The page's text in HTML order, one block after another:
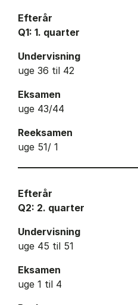
Efterår
Q1: 1. quarter
Undervisning
uge 36 til 42
Eksamen
uge 43/44
Reeksamen
uge 51/ 1
Efterår
Q2: 2. quarter
Undervisning
uge 45 til 51
Eksamen
uge 1 til 4